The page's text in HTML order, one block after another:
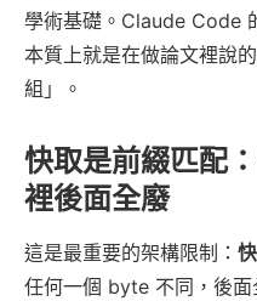
學術基礎。Claude Code
本質上就是在做論文裡說
組」。
快取是前綴匹配
裡後面全廢
這是最重要的架構限制：
任何一個 byte 不同，後面